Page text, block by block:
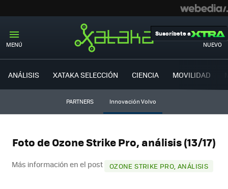
MENÚ NUEVO
Suscríbete a
ANÁLISIS XATAKA SELECCIÓN CIENCIA MOVILIDAD
PARTNERS Innovación Volvo
Foto de Ozone Strike Pro, análisis (13/17)
Más información en el post OZONE STRIKE PRO, ANÁLISIS